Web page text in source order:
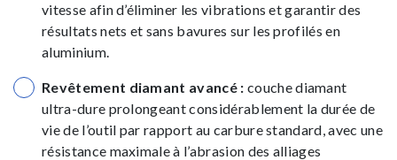
vitesse afin d’éliminer les vibrations et garantir des
résultats nets et sans bavures sur les profilés en
aluminium.
Revêtement diamant avancé : couche diamant
ultra-dure prolongeant considérablement la durée de
vie de l’outil par rapport au carbure standard, avec une
résistance maximale à l’abrasion des alliages